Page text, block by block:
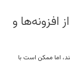
از افزونه‌ها و
اما ممکن است با